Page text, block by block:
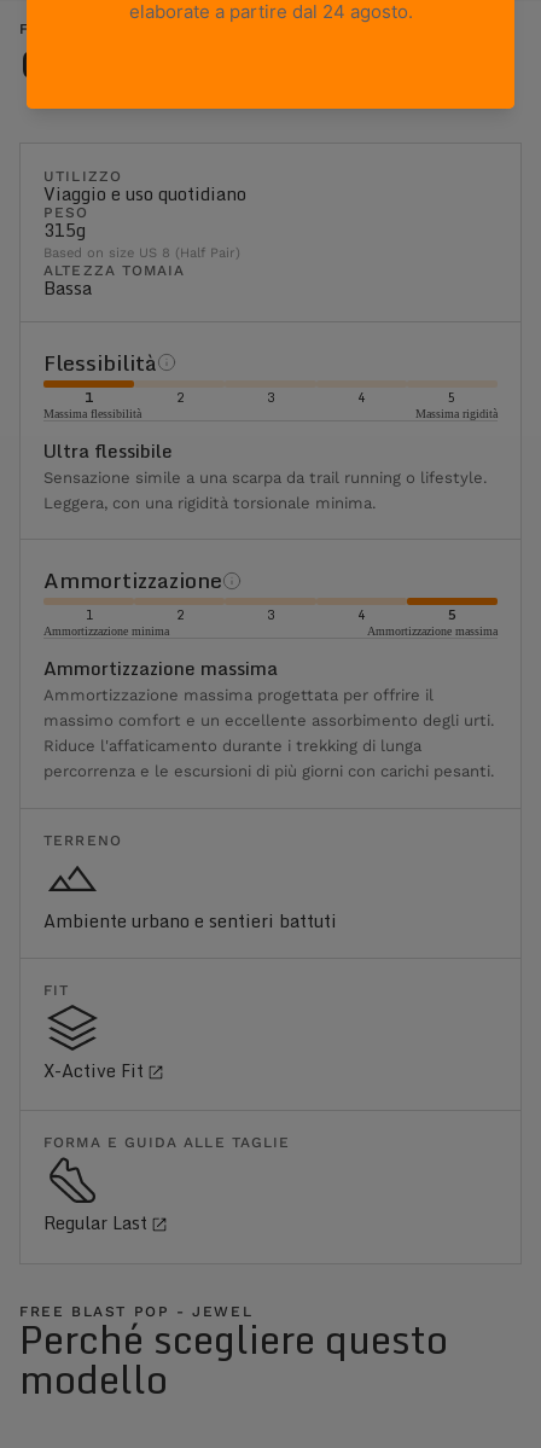
FREE BLAST POP - JEWEL
Caratteristiche
UTILIZZO
Viaggio e uso quotidiano
PESO
315g
Based on size US 8 (Half Pair)
ALTEZZA TOMAIA
Bassa
Flessibilità
1 2 3 4 5
Massima flessibilità Massima rigidità
Ultra flessibile
Sensazione simile a una scarpa da trail running o lifestyle.
Leggera, con una rigidità torsionale minima.
Ammortizzazione
1 2 3 4 5
Ammortizzazione minima Ammortizzazione massima
Ammortizzazione massima
Ammortizzazione massima progettata per offrire il
massimo comfort e un eccellente assorbimento degli urti.
Riduce l'affaticamento durante i trekking di lunga
percorrenza e le escursioni di più giorni con carichi pesanti.
TERRENO
Ambiente urbano e sentieri battuti
FIT
X-Active Fit
FORMA E GUIDA ALLE TAGLIE
Regular Last
FREE BLAST POP - JEWEL
Perché scegliere questo
modello